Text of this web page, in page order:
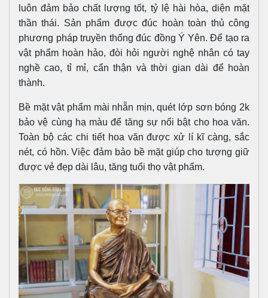
luôn đảm bảo chất lượng tốt, tỷ lệ hài hòa, diện mặt
thần thái. Sản phẩm được đúc hoàn toàn thủ công
phương pháp truyền thống đúc đồng Ý Yên. Để tạo ra
vật phẩm hoàn hảo, đòi hỏi người nghệ nhân có tay
nghề cao, tỉ mỉ, cẩn thận và thời gian dài để hoàn
thành.
Bề mặt vật phẩm mài nhẵn mịn, quét lớp sơn bóng 2k
bảo vệ cùng hạ màu để tăng sự nổi bật cho hoa văn.
Toàn bộ các chi tiết hoa văn được xử lí kĩ càng, sắc
nét, có hồn. Việc đảm bảo bề mặt giúp cho tượng giữ
được vẻ đẹp dài lâu, tăng tuổi thọ vật phẩm.